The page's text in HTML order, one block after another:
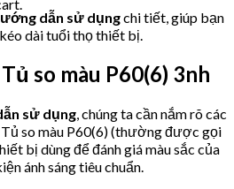
dẫn sử dụngchi tiết, giúp bạn
dài tuổi thọ thiết bị.
so màu P60(6) 3nh
sử dụng, chúng ta cần nắm rõ các
so màu P60(6) (thường được gọi
bị dùng để đánh giá màu sắc của
ánh sáng tiêu chuẩn.